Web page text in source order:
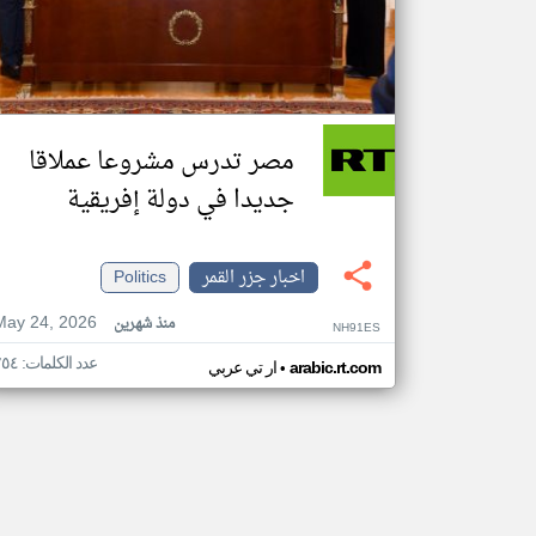
مصر تدرس مشروعا عملاقا
جديدا في دولة إفريقية
اخبار جزر القمر
Politics
24, 2026
منذ شهرين NH91ES
ار تي عربي• arabic.rt.com عدد الكلمات: ٢٥٤